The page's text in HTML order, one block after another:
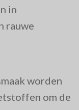
in
rauwe
worden
om de